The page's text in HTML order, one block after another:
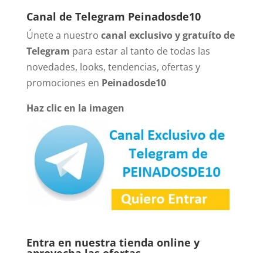
Canal de Telegram Peinadosde10
Únete a nuestro canal exclusivo y gratuíto de
Telegram para estar al tanto de todas las
novedades, looks, tendencias, ofertas y
promociones en Peinadosde10
Haz clic en la imagen
Entra en nuestra tienda online y